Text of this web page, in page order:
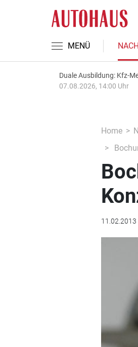
MENÜ
Duale Ausbildung: Kfz-
07.08.2026, 14:00 Uhr
Home
11.02.2013